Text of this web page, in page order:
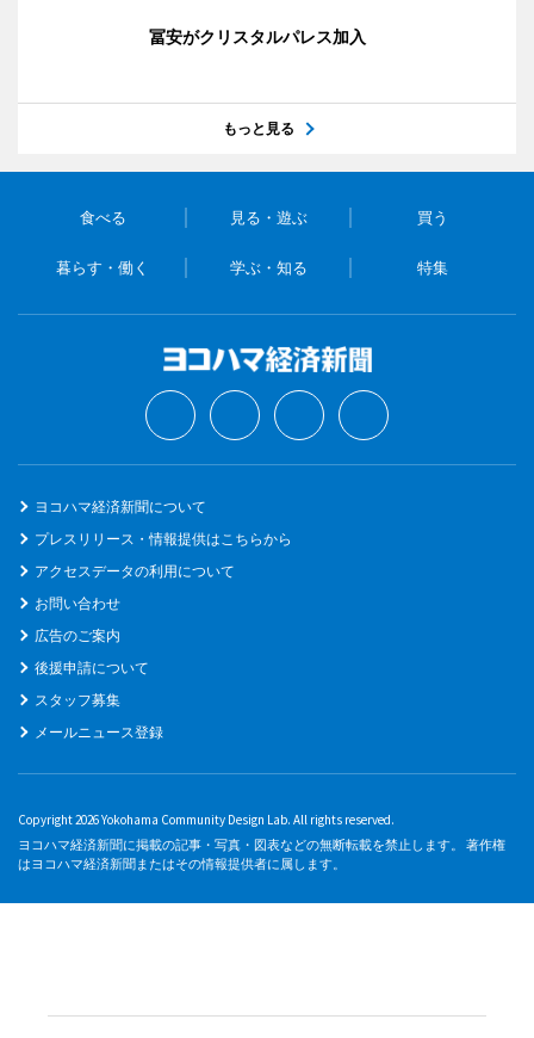
冨安がクリスタルパレス加入
もっと見る
食べる 見る・遊ぶ 買う
暮らす・働く 学ぶ・知る 特集
ヨコハマ経済新聞について
プレスリリース・情報提供はこちらから
アクセスデータの利用について
お問い合わせ
広告のご案内
後援申請について
スタッフ募集
メールニュース登録
Copyright 2026 Yokohama Community Design Lab. All rights reserved.
ヨコハマ経済新聞に掲載の記事・写真・図表などの無断転載を禁止します。 著作権
はヨコハマ経済新聞またはその情報提供者に属します。